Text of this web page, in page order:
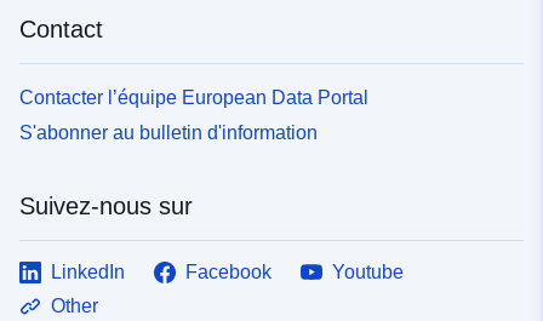
Contact
Contacter l’équipe European Data Portal
S'abonner au bulletin d'information
Suivez-nous sur
LinkedIn Facebook
Youtube
Other